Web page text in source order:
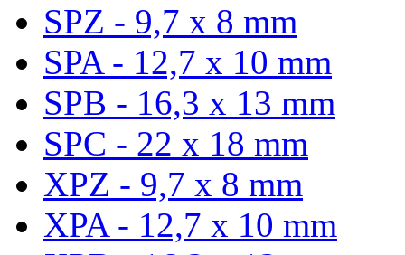
SPZ - 9,7 x 8 mm
SPA - 12,7 x 10 mm
SPB - 16,3 x 13 mm
SPC - 22 x 18 mm
XPZ - 9,7 x 8 mm
XPA - 12,7 x 10 mm